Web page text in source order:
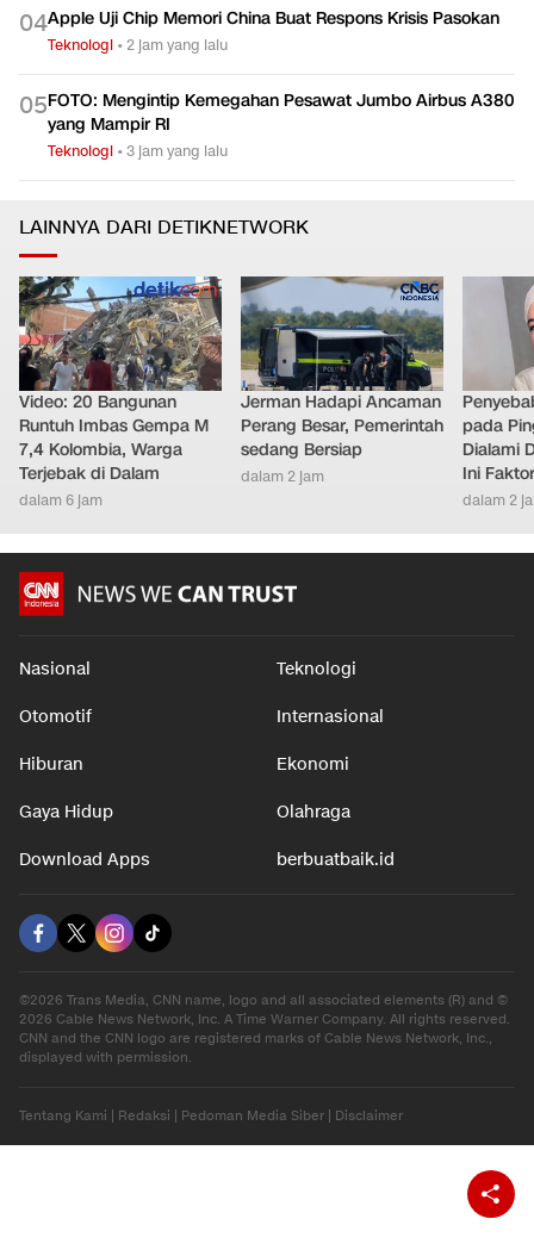
04Apple Uji Chip Memori China Buat Respons Krisis Pasokan
Teknologi •2 jam yang lalu
05FOTO: Mengintip Kemegahan Pesawat Jumbo Airbus A380
yang Mampir RI
Teknologi •3 jam yang lalu
LAINNYA DARI DETIKNETWORK
Video: 20 Bangunan
Runtuh Imbas Gempa M
7,4 Kolombia, Warga
Terjebak di Dalam
dalam 6 jam
Jerman Hadapi Ancaman
Perang Besar, Pemerintah
sedang Bersiap
dalam 2 jam
pada
Dialami
Ini
dalam 2
Nasional Teknologi
Otomotif Internasional
Hiburan Ekonomi
Gaya Hidup Olahraga
Download Apps berbuatbaik.id
©2026 Trans Media, CNN name, logo and all associated elements (R) and ©
2026 Cable News Network, Inc. A Time Warner Company. All rights reserved.
CNN and the CNN logo are registered marks of Cable News Network, Inc.,
displayed with permission.
Tentang Kami | Redaksi | Pedoman Media Siber | Disclaimer